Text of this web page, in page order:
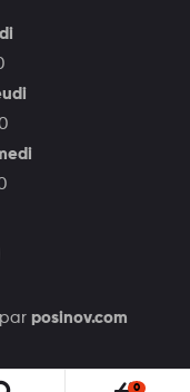
posinov.com
0